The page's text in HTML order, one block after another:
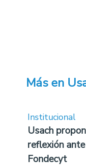
Más en
Institucional
Usach
reflexión
Fondecyt